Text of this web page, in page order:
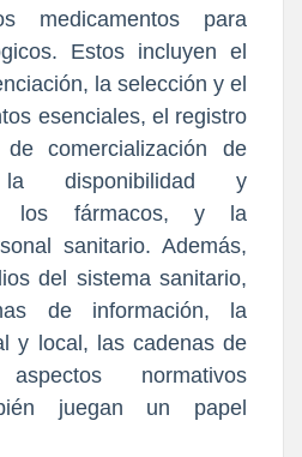
para
Estos incluyen el
la selección y el
esenciales, el registro
comercialización de
la disponibilidad y
los fármacos, y la
sanitario. Además,
del sistema sanitario,
de información, la
y local, las cadenas de
normativos
juegan un papel